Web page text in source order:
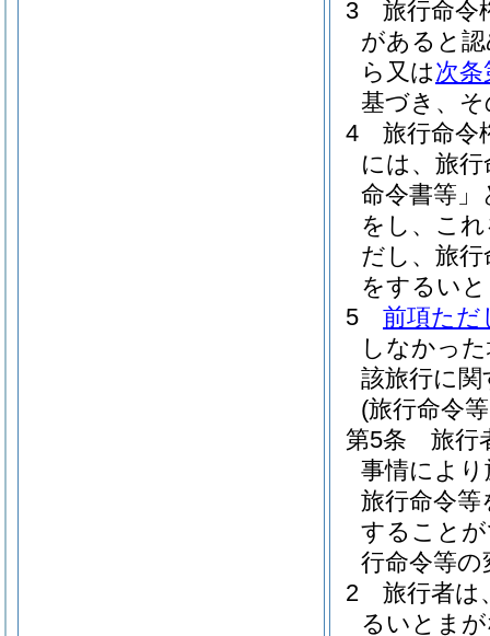
3
旅行命令
があると
ら又は次条
基づき、
4
旅行命令
には、旅
命令書等」
をし、こ
だし、旅
をするい
5
前項ただ
しなかっ
該旅行に
(旅行命令
第5条
旅行
事情によ
旅行命令
すること
行命令等
2
旅行者は
るいとま